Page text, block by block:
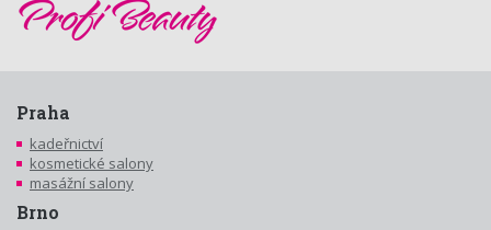
Praha
kadeřnictví
kosmetické salony
masážní salony
Brno